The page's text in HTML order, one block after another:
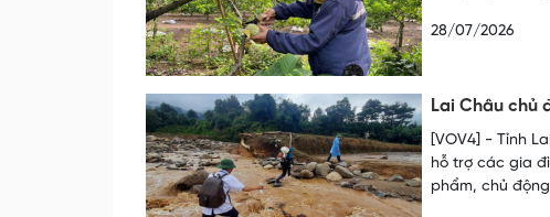
28/07/2026
Lai Châu chủ
[VOV4] - Tỉnh
hỗ trợ các gia
phẩm, chủ